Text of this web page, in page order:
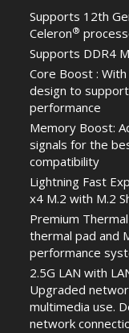
Supports 12th
Celeron®
Supports DDR4
Core Boost :
design to
performance
Memory Boost:
signals for the
compatibility
Lightning Fast
x4 M.2 with M.2
Premium
thermal pad and
performance
2.5G LAN with
Upgraded
multimedia use.
network